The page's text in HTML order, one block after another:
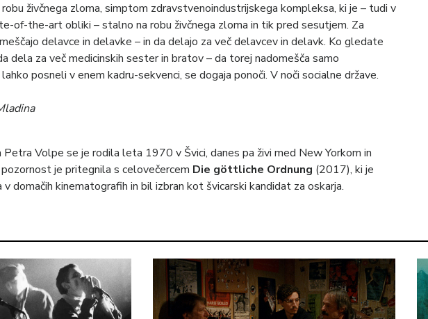
živčnega zloma, simptom zdravstvenoindustrijskega kompleksa, ki je – tudi v
of-the-art obliki – stalno na robu živčnega zloma in tik pred sesutjem. Za
delavce in delavke – in da delajo za več delavcev in delavk. Ko gledate
dela za več medicinskih sester in bratov – da torej nadomešča samo
lahko posneli v enem kadru-sekvenci, se dogaja ponoči. V noči socialne države.
Petra Volpe se je rodila leta 1970 v Švici, danes pa živi med New Yorkom in
je pritegnila s celovečercem Die göttliche Ordnung (2017), ki je
domačih kinematografih in bil izbran kot švicarski kandidat za oskarja.